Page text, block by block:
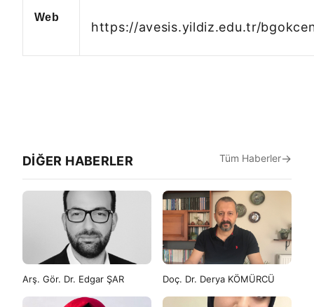
Web
https://avesis.yildiz.edu.tr/
DIĞER HABERLER
Arş. Gör. Dr. Edgar ŞAR Doç. Dr. Derya KÖMÜRCÜ
Tüm Haberler